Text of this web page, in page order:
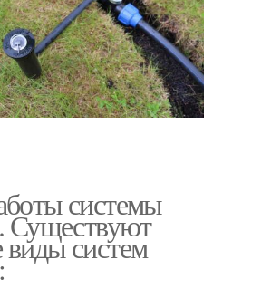
системы
Существуют
систем